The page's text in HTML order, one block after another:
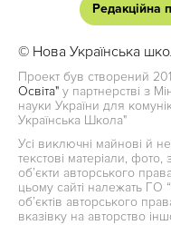
Редакційна
© Нова Українська
Проект був створений
Освіта" у партнерстві з
науки України для
Українська Школа"
Усі виключні майнові й
текстові матеріали,
об’єкти авторського
цьому сайті належать ГО
об’єктів авторського
вказівку на авторство